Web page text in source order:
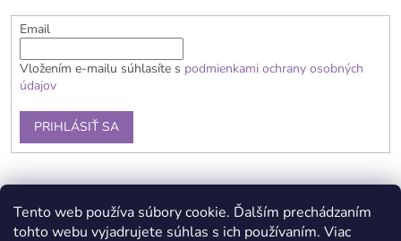
Tento web používa súbory cookie. Ďalším prechádzaním
tohto webu vyjadrujete súhlas s ich používaním. Viac
Email
Vložením e-mailu súhlasíte s podmienkami ochrany osobných
údajov
PRIHLÁSIŤ SA
Kontaky Podmienky ochrany osobných údajov